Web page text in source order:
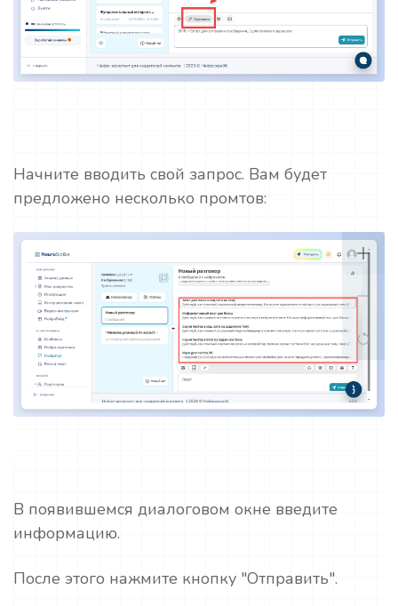
Начните вводить свой запрос. Вам будет
предложено несколько промтов:
В появившемся диалоговом окне введите
информацию.
После этого нажмите кнопку "Отправить".